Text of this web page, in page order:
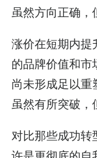
虽然方向正确，
涨价在短期内提
的品牌价值和市
尚未形成足以重
虽然有所突破，
对比那些成功转